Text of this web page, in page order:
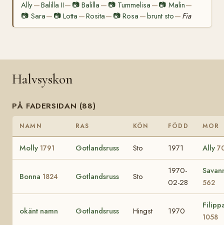
Ally—Balilla II— 📷Balilla — 📷 Tummelisa —📷 Malin—
📷 Sara— 📷Lotta —Rosita— 📷Rosa —brunt sto— Fia
Halvsyskon
PÅ FADERSIDAN (88)
NAMN RAS KÖN FÖDD MOR
Molly 1791 Gotlandsruss Sto 1971 Ally
Bonna 1824 Gotlandsruss Sto
1970-
02-28
562
okänt namn Gotlandsruss Hingst 1970
1058